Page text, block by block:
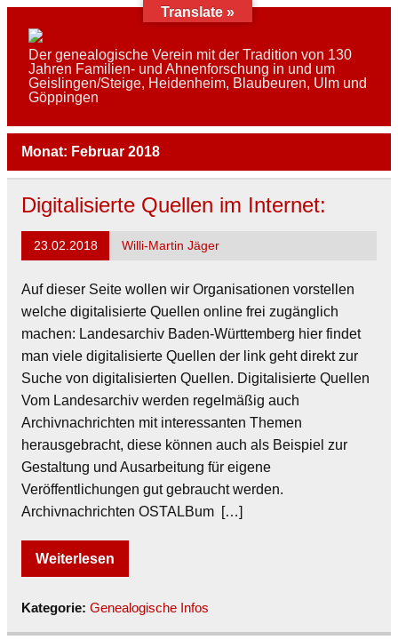
Skip
content
AFAG e.V.
Der genealogische Verein mit der Tradition von 130
Jahren Familien- und Ahnenforschung in und um
Geislingen/Steige, Heidenheim, Blaubeuren, Ulm und
Göppingen
Monat: Februar 2018
Digitalisierte Quellen im Internet:
23.02.2018 Willi-Martin Jäger
Auf dieser Seite wollen wir Organisationen vorstellen
welche digitalisierte Quellen online frei zugänglich
machen: Landesarchiv Baden-Württemberg hier findet
man viele digitalisierte Quellen der link geht direkt zur
Suche von digitalisierten Quellen. Digitalisierte Quellen
Vom Landesarchiv werden regelmäßig auch
Archivnachrichten mit interessanten Themen
herausgebracht, diese können auch als Beispiel zur
Gestaltung und Ausarbeitung für eigene
Veröffentlichungen gut gebraucht werden.
Archivnachrichten OSTALBum […]
Weiterlesen
Kategorie: Genealogische Infos
Translate »